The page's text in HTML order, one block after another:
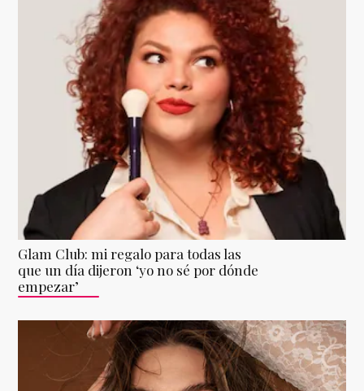
Glam Club: mi regalo para todas las
que un día dijeron ‘yo no sé por dónde
empezar’